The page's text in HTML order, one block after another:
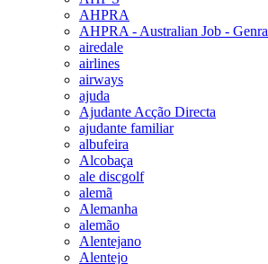
AHPRA
AHPRA - Australian Job -
airedale
airlines
airways
ajuda
Ajudante Acção Directa
ajudante familiar
albufeira
Alcobaça
ale discgolf
alemã
Alemanha
alemão
Alentejano
Alentejo